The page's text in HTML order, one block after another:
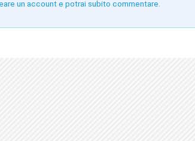
un account e potrai subito commentare.